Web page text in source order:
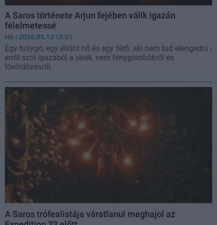
A Saros története Arjun fejében válik igazán
félelmetessé
Hír | 2026.05.13 19:01
Egy bolygó, egy eltűnt nő és egy férfi, aki nem tud elengedni -
erről szól igazából a játék, nem fénygömbökről és
lövöldözésről.
A Saros trófealistája váratlanul meghajol az